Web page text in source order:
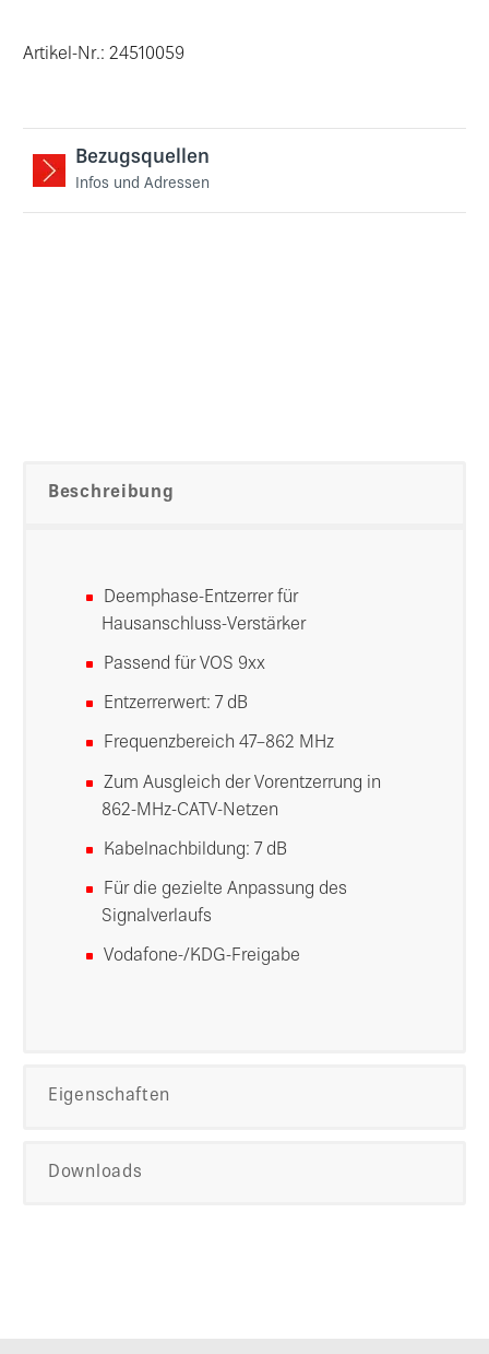
Artikel-Nr.: 24510059
Bezugsquellen
Infos und Adressen
Beschreibung
Deemphase-Entzerrer für
Hausanschluss-Verstärker
Passend für VOS 9xx
Entzerrerwert: 7 dB
Frequenzbereich 47–862 MHz
Zum Ausgleich der Vorentzerrung in
862-MHz-CATV-Netzen
Kabelnachbildung: 7 dB
Für die gezielte Anpassung des
Signalverlaufs
Vodafone-/KDG-Freigabe
Eigenschaften
Downloads